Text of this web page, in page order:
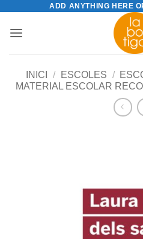
content
ADD ANYTHING HERE
INICI / ESCOLES /
MATERIAL ESCOLAR